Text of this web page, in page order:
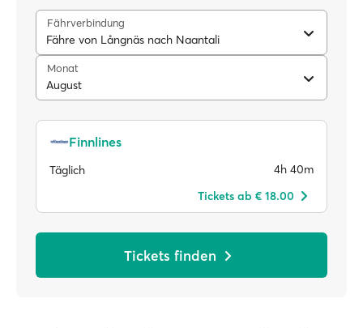
Fährverbindung
Fähre von Långnäs nach Naantali
Monat
August
Finnlines
Täglich
4h 40m
Tickets ab € 18.00
Tickets finden